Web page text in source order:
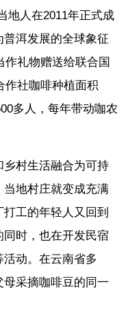
地人在2011年正式成
洱发展的全球象征
作礼物赠送给联合国
作社咖啡种植面积
多人，每年带动咖农
村生活融合为可持
地村庄就变成充满
工的年轻人又回到
时，也在开发民宿
动。在云南省多
采摘咖啡豆的同一